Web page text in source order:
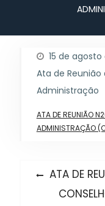
15 de
Ata de
Administração
ATA DE REUNIÃO
ADMINISTRAÇÃO
Previous
post:
ATA DE